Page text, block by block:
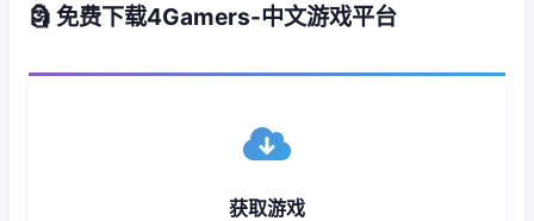
🗿 免费下载4Gamers-中文游戏平台
获取游戏